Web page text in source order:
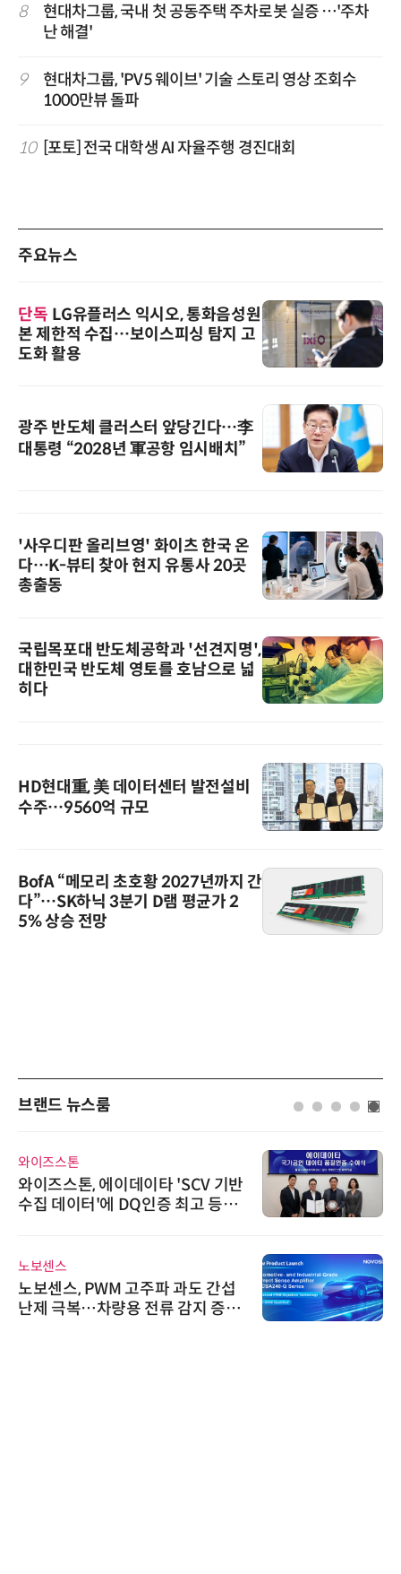
8
현대차그룹, 국내 첫 공동주택 주차로봇 실증 …'주차
난 해결'
9
현대차그룹, 'PV5 웨이브' 기술 스토리 영상 조회수
1000만뷰 돌파
10 [포토] 전국 대학생 AI 자율주행 경진대회
주요뉴스
단독 LG유플러스 익시오, 통화음성원
본 제한적 수집…보이스피싱 탐지 고
도화 활용
광주 반도체 클러스터 앞당긴다…李
대통령 “2028년 軍공항 임시배치”
'사우디판 올리브영' 화이츠 한국 온
다…K-뷰티 찾아 현지 유통사 20곳
총출동
국립목포대 반도체공학과 '선견지명',
대한민국 반도체 영토를 호남으로 넓
히다
HD현대重, 美 데이터센터 발전설비
수주…9560억 규모
BofA “메모리 초호황 2027년까지 간
다”…SK하닉 3분기 D램 평균가 2
5% 상승 전망
브랜드 뉴스룸
와이즈스톤
와이즈스톤, 에이데이타 'SCV 기반
수집 데이터'에 DQ인증 최고 등급
노보센스
노보센스, PWM 고주파 과도 간섭
난제 극복…차량용 전류 감지 증폭